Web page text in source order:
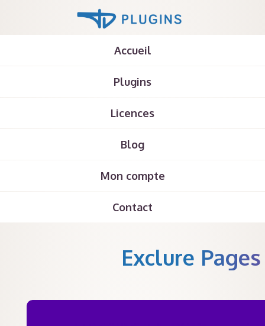
Accueil
Plugins
Licences
Blog
Mon compte
Contact
Exclure